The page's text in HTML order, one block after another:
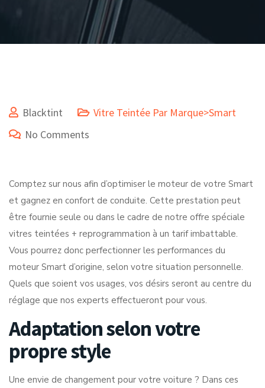
Blacktint
Vitre Teintée Par Marque>Smart
No Comments
Comptez sur nous afin d’optimiser le moteur de votre Smart
et gagnez en confort de conduite. Cette prestation peut
être fournie seule ou dans le cadre de notre offre spéciale
vitres teintées + reprogrammation à un tarif imbattable.
Vous pourrez donc perfectionner les performances du
moteur Smart d’origine, selon votre situation personnelle.
Quels que soient vos usages, vos désirs seront au centre du
réglage que nos experts effectueront pour vous.
Adaptation selon votre
propre style
Une envie de changement pour votre voiture ? Dans ces